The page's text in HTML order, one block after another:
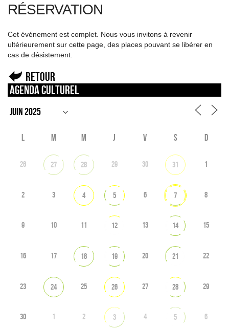
RÉSERVATION
Cet événement est complet. Nous vous invitons à revenir
ultérieurement sur cette page, des places pouvant se libérer en
cas de désistement.
Retour
Agenda culturel
L M M J V S D
26 27 28 29 30 31 1
2 3 4 5 6 7 8
9 10 11 12 13 14 15
16 17 18 19 20 21 22
23 24 25 26 27 28 29
30 1 2 3 4 5 6